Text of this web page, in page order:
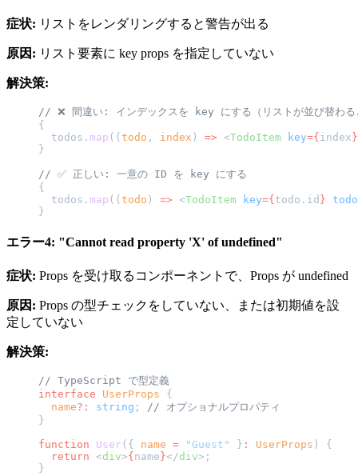
症状: リストをレンダリングすると警告が出る
原因: リスト要素に key props を指定していない
解決策:
// ❌ 間違い: インデックスを key にする（リストが並び替わる
{
  todos.
map ((todo , index ) => <TodoItem key={index}
}
// ✅ 正しい: 一意の ID を key にする
{
  todos.
map ((todo ) => <TodoItem key={todo.id } todo
}
エラー4: "Cannot read property 'X' of undefined"
症状: Props を受け取るコンポーネントで、Props が undefined
原因: Props の型チェックをしていない、または初期値を設
定していない
解決策:
// TypeScript で型定義
interface UserProps {
  name
?: string ; // オプショナルプロパティ
}
function User ({ name = "Guest" } : UserProps ) {
  return
<div>{ name }</div>;
}